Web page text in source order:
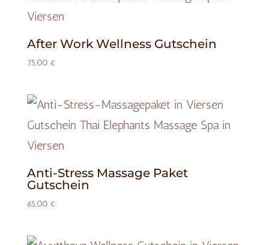
After Work Wellness Gutschein
75,00 €
Anti-Stress Massage Paket
Gutschein
65,00 €